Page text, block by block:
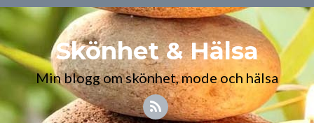
Skönhet & Hälsa
Min blogg om skönhet, mode och hälsa